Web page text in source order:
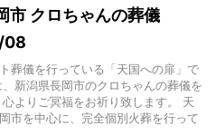
市 クロちゃんの葬儀
08
葬儀を行っている「天国への扉」で
新潟県長岡市のクロちゃんの葬儀を
よりご冥福をお祈り致します。 天
市を中心に、完全個別火葬を行って